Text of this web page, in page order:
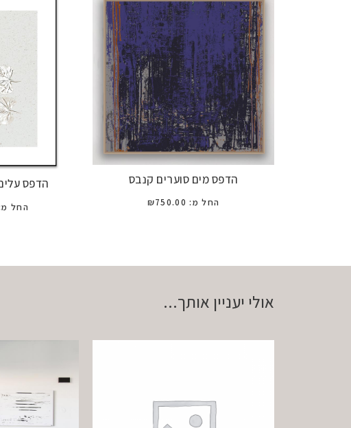
הדפס מים סוערים קנבס
החל מ: ₪750.00
הדפס
החל
אולי יעניין אותך...